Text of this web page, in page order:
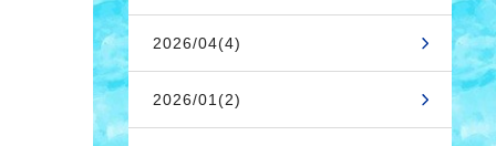
2026/04(4)
2026/01(2)